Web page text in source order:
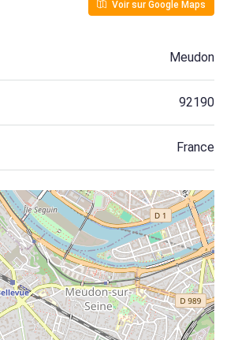
Voir sur Google Maps
Meudon
92190
France